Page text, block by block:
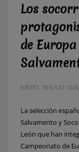
Los
de
JUEVES, 30 JULIO 2026
La selección
Salvamento y
León que han
Campeonato de